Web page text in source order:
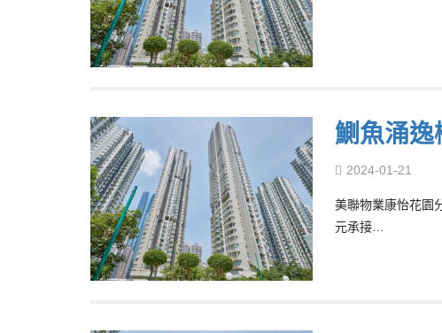
鰂魚涌逸
2024-01-21
美聯物業康怡花園
元承接…